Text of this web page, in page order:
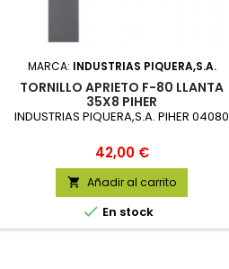
MARCA: INDUSTRIAS PIQUERA,S.A.
TORNILLO APRIETO F-80 LLANTA
35X8 PIHER
INDUSTRIAS PIQUERA,S.A. PIHER 04080
Precio
42,00 €
 Añadir al carrito
 En stock